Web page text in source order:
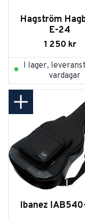
Hagström
E-24
1 250 kr
I lager,
vardagar
Ibanez